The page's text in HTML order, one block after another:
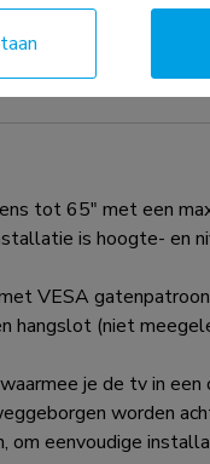
tot 65" met een
is hoogte- en
VESA
hangslot (niet
je de tv in
worden
eenvoudige